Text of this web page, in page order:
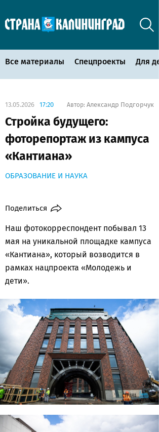
Все материалы Спецпроекты Для
13.05.2026 17:20 Автор: Александр Подгорчук
Стройка будущего:
фоторепортаж из кампуса
«Кантиана»
ОБРАЗОВАНИЕ И НАУКА
Поделиться
Наш фотокорреспондент побывал 13
мая на уникальной площадке кампуса
«Кантиана», который возводится в
рамках нацпроекта «Молодежь и
дети».